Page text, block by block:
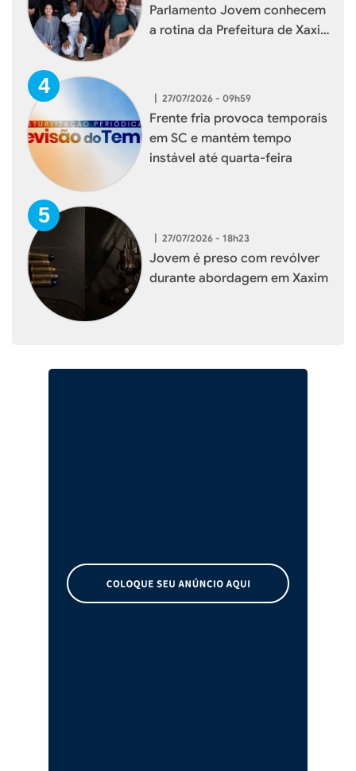
Parlamento Jovem conhecem
a rotina da Prefeitura de Xaxim
| 27/07/2026 - 09h59
Frente fria provoca temporais
em SC e mantém tempo
instável até quarta-feira
| 27/07/2026 - 18h23
Jovem é preso com revólver
durante abordagem em Xaxim